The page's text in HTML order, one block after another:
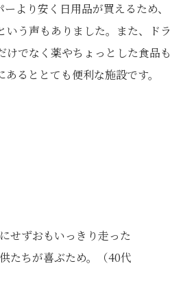
より安く日用品が買えるため、
いう声もありました。また、ドラ
けでなく薬やちょっとした食品も
るととても便利な施設です。
せずおもいっきり走った
たちが喜ぶため。（40代